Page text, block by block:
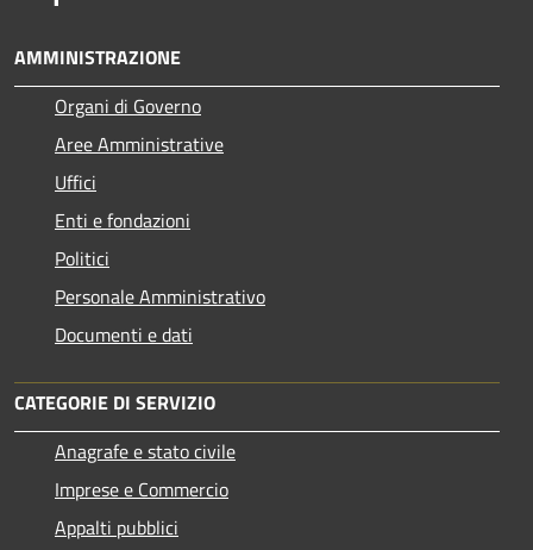
AMMINISTRAZIONE
Organi di Governo
Aree Amministrative
Uffici
Enti e fondazioni
Politici
Personale Amministrativo
Documenti e dati
CATEGORIE DI SERVIZIO
Anagrafe e stato civile
Imprese e Commercio
Appalti pubblici